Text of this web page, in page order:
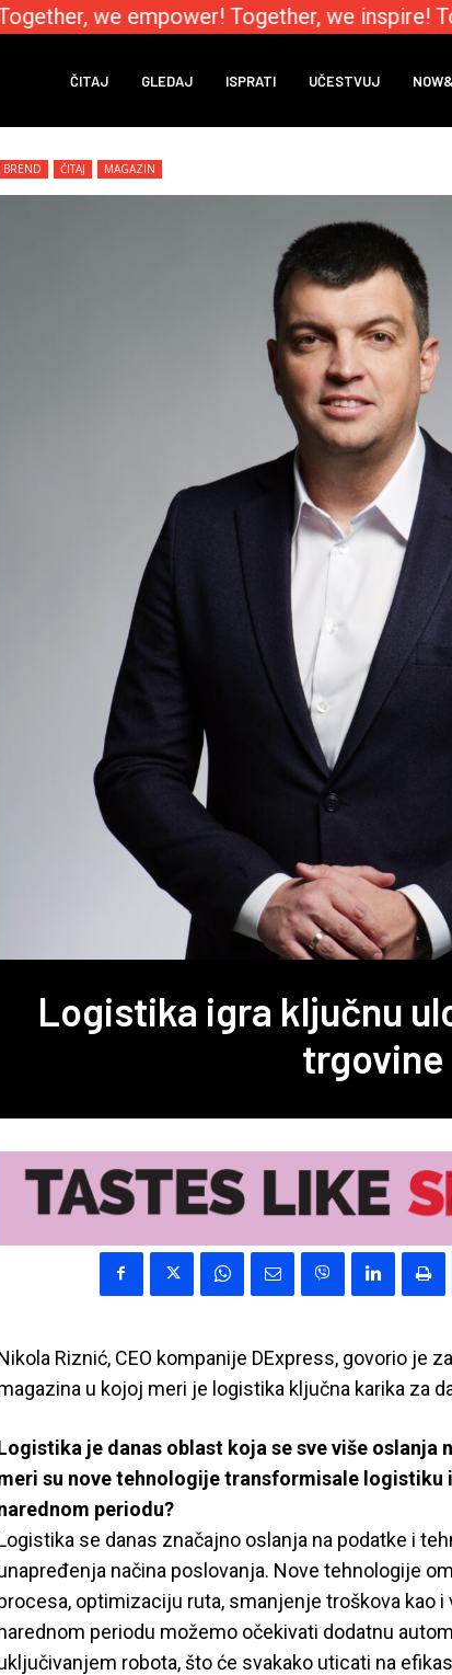
we empower! Together, we inspire!
ČITAJ GLEDAJ ISPRATI UČESTVUJ
BREND ČITAJ MAGAZIN
Logistika igra ključnu
trgovine
Riznić, CEO kompanije DExpress, govorio je
u kojoj meri je logistika ključna karika za
je danas oblast koja se sve više oslanja
su nove tehnologije transformisale logistiku
periodu?
se danas značajno oslanja na podatke i
načina poslovanja. Nove tehnologije
optimizaciju ruta, smanjenje troškova kao i
periodu možemo očekivati dodatnu
robota, što će svakako uticati na